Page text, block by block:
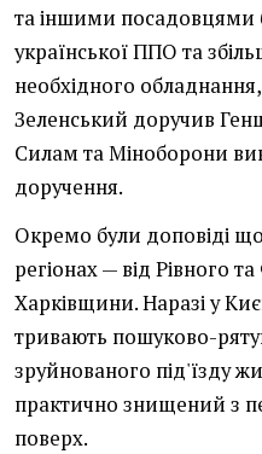
та іншими посадовцями
української ППО та
необхідного
Зеленський доручив
Силам та Міноборони
доручення.
Окремо були доповіді
регіонах — від Рівного
Харківщини. Наразі у
тривають пошуково-
зруйнованого під'їзду
практично знищений з
поверх.